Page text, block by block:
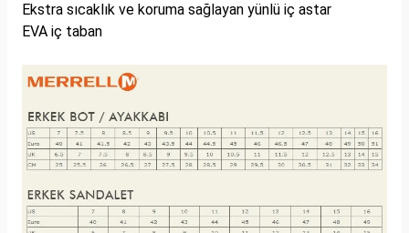
Ekstra sıcaklık ve koruma sağlayan yünlü iç astar
EVA iç taban